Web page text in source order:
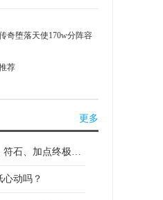
奇堕落天使170w分阵容
荐
更多
梦幻西游手游小雷音宝石，符石、加点终极攻略
动吗？